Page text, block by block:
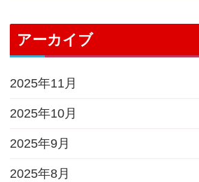
アーカイブ
2025年11月
2025年10月
2025年9月
2025年8月